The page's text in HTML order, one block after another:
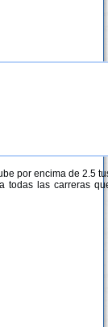
por encima de 2.5
todas las carreras